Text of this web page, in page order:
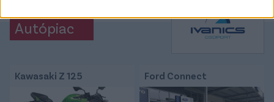
Autópiac
Kawasaki Z 125 Ford Connect